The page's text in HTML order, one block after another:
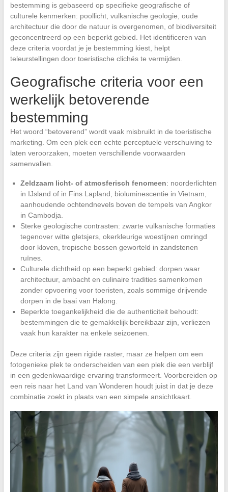
bestemming is gebaseerd op specifieke geografische of
culturele kenmerken: poollicht, vulkanische geologie, oude
architectuur die door de natuur is overgenomen, of biodiversiteit
geconcentreerd op een beperkt gebied. Het identificeren van
deze criteria voordat je je bestemming kiest, helpt
teleurstellingen door toeristische clichés te vermijden.
Geografische criteria voor een
werkelijk betoverende
bestemming
Het woord “betoverend” wordt vaak misbruikt in de toeristische
marketing. Om een plek een echte perceptuele verschuiving te
laten veroorzaken, moeten verschillende voorwaarden
samenvallen.
Zeldzaam licht- of atmosferisch fenomeen: noorderlichten
in IJsland of in Fins Lapland, bioluminescentie in Vietnam,
aanhoudende ochtendnevels boven de tempels van Angkor
in Cambodja.
Sterke geologische contrasten: zwarte vulkanische formaties
tegenover witte gletsjers, okerkleurige woestijnen omringd
door kloven, tropische bossen geworteld in zandstenen
ruïnes.
Culturele dichtheid op een beperkt gebied: dorpen waar
architectuur, ambacht en culinaire tradities samenkomen
zonder opvoering voor toeristen, zoals sommige drijvende
dorpen in de baai van Halong.
Beperkte toegankelijkheid die de authenticiteit behoudt:
bestemmingen die te gemakkelijk bereikbaar zijn, verliezen
vaak hun karakter na enkele seizoenen.
Deze criteria zijn geen rigide raster, maar ze helpen om een
fotogenieke plek te onderscheiden van een plek die een verblijf
in een gedenkwaardige ervaring transformeert. Voorbereiden op
een reis naar het Land van Wonderen houdt juist in dat je deze
combinatie zoekt in plaats van een simpele ansichtkaart.